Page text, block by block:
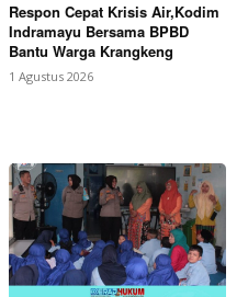
Respon Cepat Krisis Air,Kodim
Indramayu Bersama BPBD
Bantu Warga Krangkeng
1 Agustus 2026